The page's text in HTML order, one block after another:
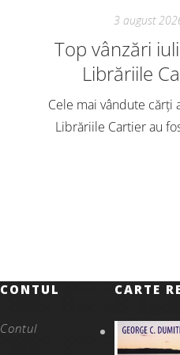
3 august
Top vânzări
Librăriile
Cele mai vândute cărți
Librăriile Cartier au
CONTUL
Contul
CARTE